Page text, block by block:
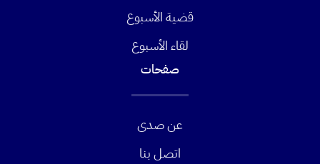
قضية الأسبوع
لقاء الأسبوع
صفحات
عن صدى
اتصل بنا